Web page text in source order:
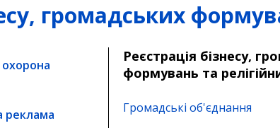
громадських
охорона
реклама
Реєстрація бізнесу,
формувань та
Громадські об'єднання